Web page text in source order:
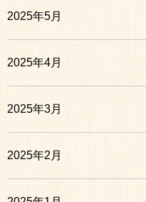
2025年5月
2025年4月
2025年3月
2025年2月